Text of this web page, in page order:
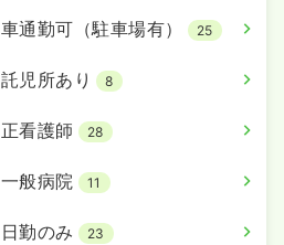
車通勤可（駐車場有） 25
託児所あり 8
正看護師 28
一般病院 11
日勤のみ 23